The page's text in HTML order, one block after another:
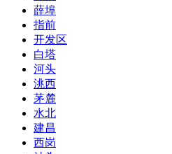
薛埠
指前
开发区
白塔
河头
洮西
茅麓
水北
建昌
西岗